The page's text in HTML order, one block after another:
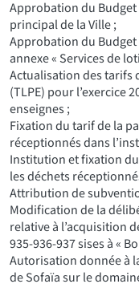
Approbation du Budget
principal de la Ville ;
Approbation du Budget
annexe « Services de
Actualisation des tarifs
(TLPE) pour l’exercice
enseignes ;
Fixation du tarif de la
réceptionnés dans
Institution et fixation
les déchets
Attribution de
Modification de la
relative à l’acquisition
935-936-937 sises à «
Autorisation donnée à
de Sofaïa sur le